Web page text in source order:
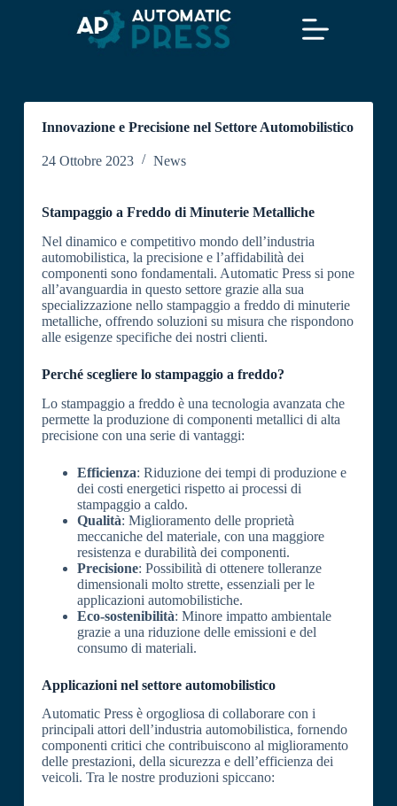
Innovazione e Precisione nel Settore Automobilistico
24 Ottobre 2023 News
Stampaggio a Freddo di Minuterie Metalliche
Nel dinamico e competitivo mondo dell’industria
automobilistica, la precisione e l’affidabilità dei
componenti sono fondamentali. Automatic Press si pone
all’avanguardia in questo settore grazie alla sua
specializzazione nello stampaggio a freddo di minuterie
metalliche, offrendo soluzioni su misura che rispondono
alle esigenze specifiche dei nostri clienti.
Perché scegliere lo stampaggio a freddo?
Lo stampaggio a freddo è una tecnologia avanzata che
permette la produzione di componenti metallici di alta
precisione con una serie di vantaggi:
Efficienza: Riduzione dei tempi di produzione e
dei costi energetici rispetto ai processi di
stampaggio a caldo.
Qualità: Miglioramento delle proprietà
meccaniche del materiale, con una maggiore
resistenza e durabilità dei componenti.
Precisione: Possibilità di ottenere tolleranze
dimensionali molto strette, essenziali per le
applicazioni automobilistiche.
Eco-sostenibilità: Minore impatto ambientale
grazie a una riduzione delle emissioni e del
consumo di materiali.
Applicazioni nel settore automobilistico
Automatic Press è orgogliosa di collaborare con i
principali attori dell’industria automobilistica, fornendo
componenti critici che contribuiscono al miglioramento
delle prestazioni, della sicurezza e dell’efficienza dei
veicoli. Tra le nostre produzioni spiccano: